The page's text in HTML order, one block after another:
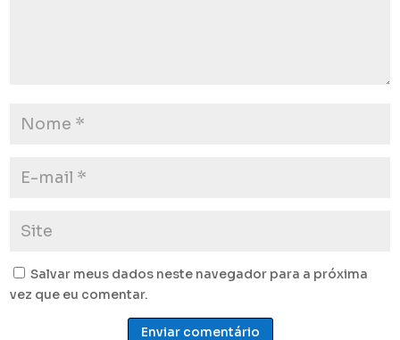
Salvar meus dados neste navegador para a próxima
vez que eu comentar.
Enviar comentário